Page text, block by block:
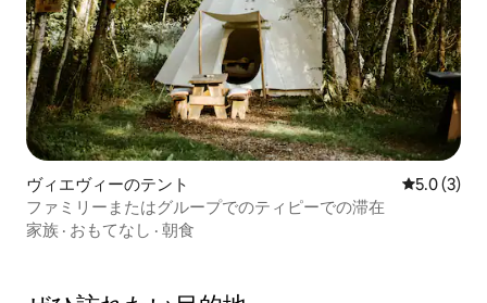
ヴィエヴィーのテント レビュー3
5.0 (3)
ファミリーまたはグループでのティピーでの滞在
家族 · おもてなし · 朝食